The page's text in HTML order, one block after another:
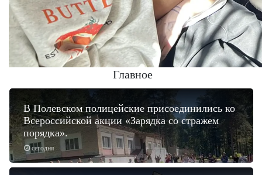
Главное
сегодня
В Полевском полицейские присоединились ко
Всероссийской акции «Зарядка со стражем
порядка».